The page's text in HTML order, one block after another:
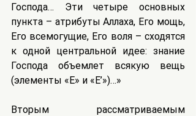
Господа… Эти четыре основных
пункта – атрибуты Аллаха, Его мощь,
Его всемогущие, Его воля – сходятся
к одной центральной идее: знание
Господа объемлет всякую вещь
(элементы «Е» и «Е’»)…»
Вторым рассматриваемым